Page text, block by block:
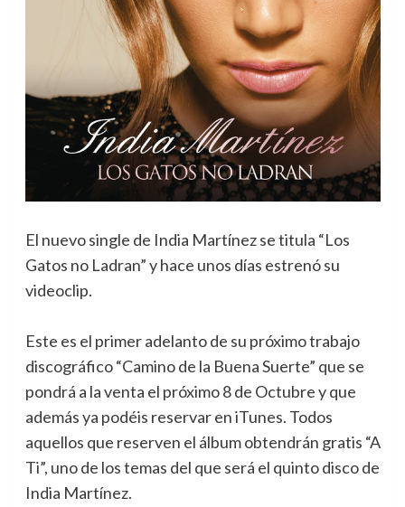
El nuevo single de India Martínez se titula “Los
Gatos no Ladran” y hace unos días estrenó su
videoclip.
Este es el primer adelanto de su próximo trabajo
discográfico “Camino de la Buena Suerte” que se
pondrá a la venta el próximo 8 de Octubre y que
además ya podéis reservar en iTunes. Todos
aquellos que reserven el álbum obtendrán gratis “A
Ti”, uno de los temas del que será el quinto disco de
India Martínez.